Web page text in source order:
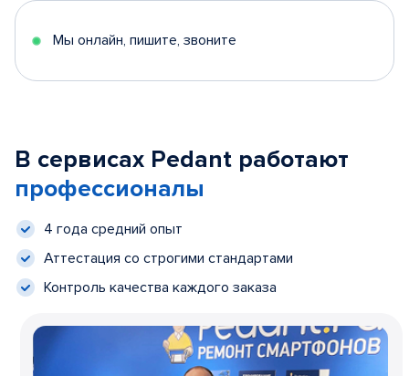
Мы онлайн, пишите, звоните
В сервисах Pedant работают
профессионалы
4 года средний опыт
Аттестация со строгими стандартами
Контроль качества каждого заказа